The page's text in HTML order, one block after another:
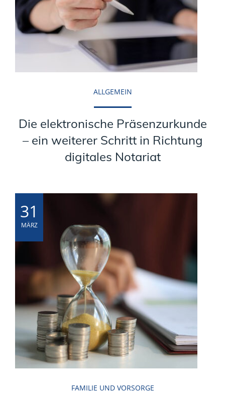
ALLGEMEIN
Die elektronische Präsenzurkunde
– ein weiterer Schritt in Richtung
digitales Notariat
31
MÄRZ
FAMILIE UND VORSORGE